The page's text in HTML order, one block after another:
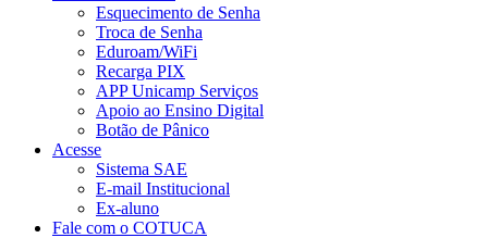
Esquecimento de Senha
Troca de Senha
Eduroam/WiFi
Recarga PIX
APP Unicamp Serviços
Apoio ao Ensino Digital
Botão de Pânico
Acesse
Sistema SAE
E-mail Institucional
Ex-aluno
Fale com o COTUCA